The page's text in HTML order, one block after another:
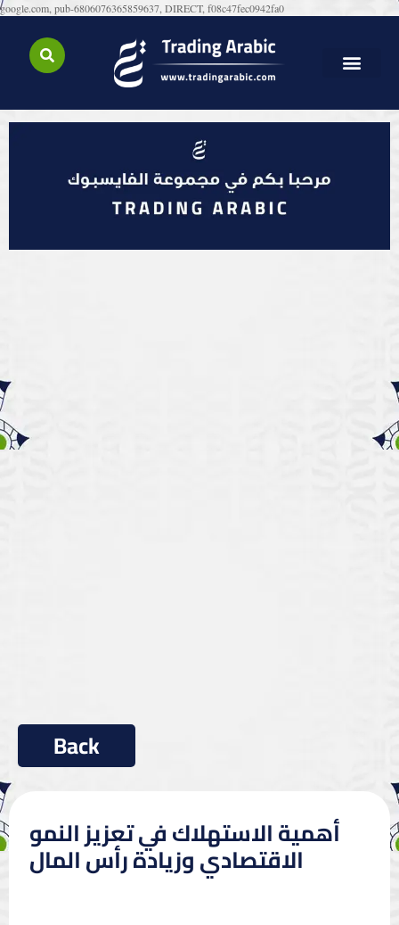
google.com, pub-6806076365859637, DIRECT, f08c47fec0942fa0
أهمية الاستهلاك في تعزيز النمو
الاقتصادي وزيادة رأس المال